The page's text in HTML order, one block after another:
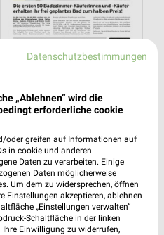
Badezimmer-Testerinnen
Noch morgen gültig
XXXLutz
Datenschutzbestimmungen
„Ablehnen“ wird die
erforderliche cookie
oder greifen auf Informationen auf
in cookie und anderen
Daten zu verarbeiten. Einige
Daten möglicherweise
Um dem zu widersprechen, öffnen
Einstellungen akzeptieren, ablehnen
„Einstellungen verwalten“
Schaltfläche in der linken
Ihre Einwilligung zu widerrufen,